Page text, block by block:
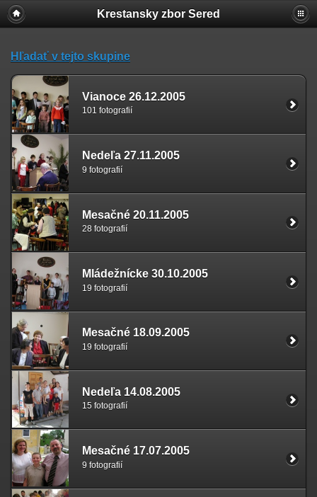
Krestansky zbor Sered
Hľadať v tejto skupine
Vianoce 26.12.2005
101 fotografií
Nedeľa 27.11.2005
9 fotografií
Mesačné 20.11.2005
28 fotografií
Mládežnícke 30.10.2005
19 fotografií
Mesačné 18.09.2005
19 fotografií
Nedeľa 14.08.2005
15 fotografií
Mesačné 17.07.2005
9 fotografií